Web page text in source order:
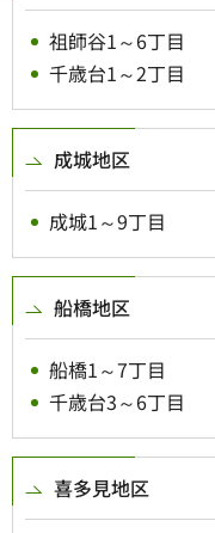
祖師谷1～6丁目
千歳台1～2丁目
成城地区
成城1～9丁目
船橋地区
船橋1～7丁目
千歳台3～6丁目
喜多見地区